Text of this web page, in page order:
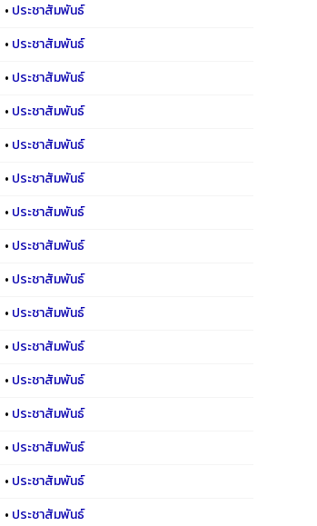
• ประชาสัมพันธ์
• ประชาสัมพันธ์
• ประชาสัมพันธ์
• ประชาสัมพันธ์
• ประชาสัมพันธ์
• ประชาสัมพันธ์
• ประชาสัมพันธ์
• ประชาสัมพันธ์
• ประชาสัมพันธ์
• ประชาสัมพันธ์
• ประชาสัมพันธ์
• ประชาสัมพันธ์
• ประชาสัมพันธ์
• ประชาสัมพันธ์
• ประชาสัมพันธ์
• ประชาสัมพันธ์